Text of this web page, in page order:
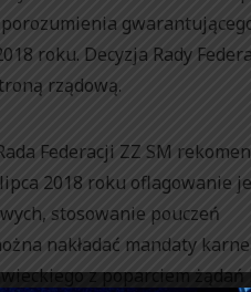
roku. Decyzja Rady
rządową.
Federacji ZZ SM
2018 roku oflagowanie
stosowanie pouczeń
nakładać mandaty
z poparciem żądań